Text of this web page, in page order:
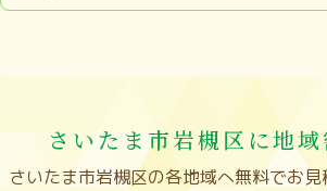
さいたま市岩槻区に地
さいたま市岩槻区の各地域へ無料でお見